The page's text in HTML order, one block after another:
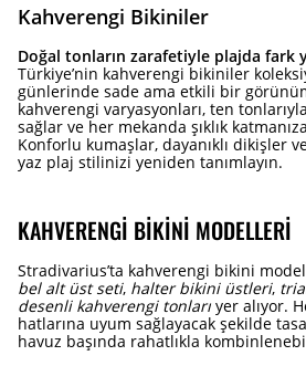
Kahverengi Bikiniler
Doğal tonların zarafetiyle plajda fark
Türkiye’nin kahverengi bikiniler
günlerinde sade ama etkili bir
kahverengi varyasyonları, ten
sağlar ve her mekanda şıklık
Konforlu kumaşlar, dayanıklı dikişler
yaz plaj stilinizi yeniden tanımlayın.
KAHVERENGI BIKINI MODELLERI
Stradivarius’ta kahverengi bikini
bel alt üst seti, halter bikini üstleri,
desenli kahverengi tonları yer alıyor.
hatlarına uyum sağlayacak şekilde
havuz başında rahatlıkla